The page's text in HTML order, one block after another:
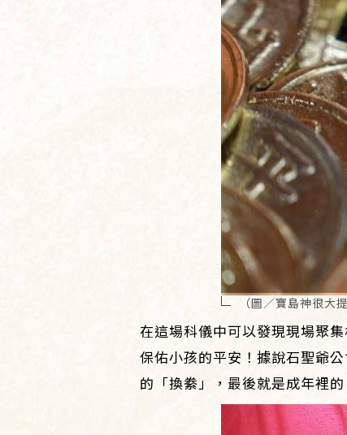
（圖／寶島神很大提
在這場科儀中可以發現現場聚
保佑小孩的平安！據說石聖爺
的「換絭」，最後就是成年裡